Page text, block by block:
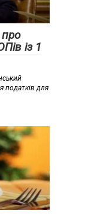
із 1
податків для